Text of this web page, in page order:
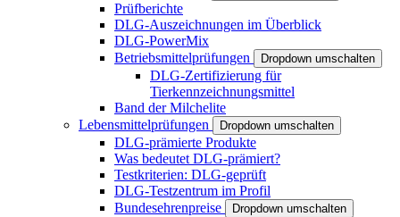
Prüfberichte
DLG-Auszeichnungen im Überblick
DLG-PowerMix
Betriebsmittelprüfungen
Dropdown umschalten
DLG-Zertifizierung für
Tierkennzeichnungsmittel
Band der Milchelite
Lebensmittelprüfungen
Dropdown umschalten
DLG-prämierte Produkte
Was bedeutet DLG-prämiert?
Testkriterien: DLG-geprüft
DLG-Testzentrum im Profil
Bundesehrenpreise
Dropdown umschalten